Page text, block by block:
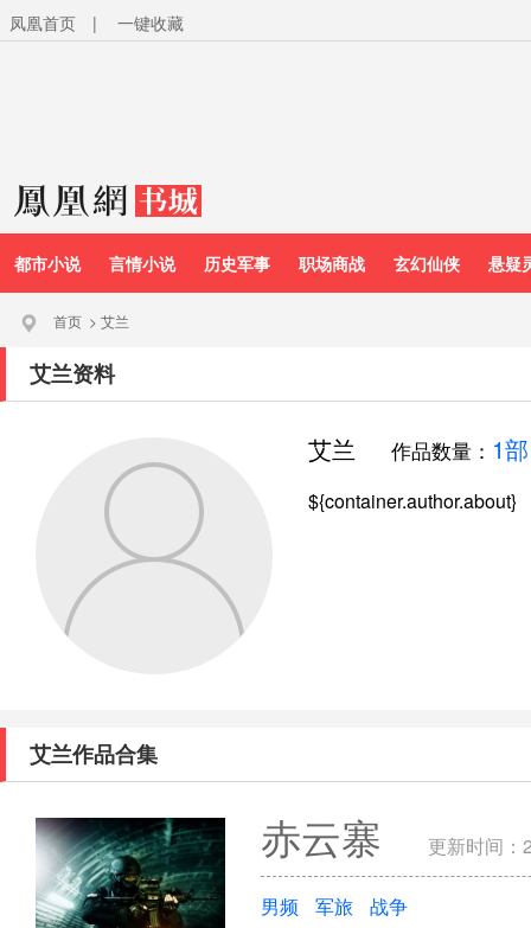
凤凰首页 | 一键收藏
都市小说 言情小说 历史军事 职场商战 玄幻仙侠 悬疑
首页 > 艾兰
艾兰资料
艾兰 作品数量： 1部
${container.author.about}
艾兰作品合集
赤云寨 更新时间：
男频 军旅 战争